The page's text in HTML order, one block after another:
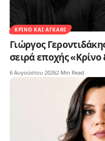
ΚΡΊΝΟ ΚΑΙ ΑΓΚΆΘΙ
Γιώργος
σειρά εποχής «Κρίνο
6 Αυγούστου 20262 Min Read